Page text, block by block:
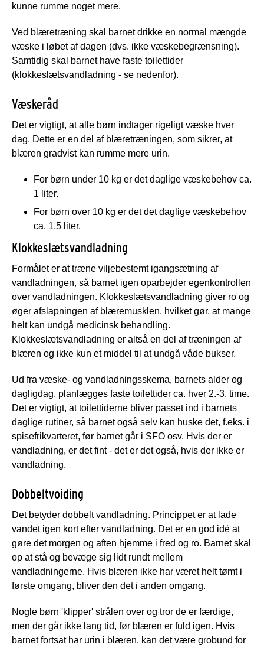
kunne rumme noget mere.
Ved blæretræning skal barnet drikke en normal mængde
væske i løbet af dagen (dvs. ikke væskebegrænsning).
Samtidig skal barnet have faste toilettider
(klokkeslætsvandladning - se nedenfor).
Væskeråd
Det er vigtigt, at alle børn indtager rigeligt væske hver
dag. Dette er en del af blæretræningen, som sikrer, at
blæren gradvist kan rumme mere urin.
For børn under 10 kg er det daglige væskebehov ca.
1 liter.
For børn over 10 kg er det det daglige væskebehov
ca. 1,5 liter.
Klokkeslætsvandladning
Formålet er at træne viljebestemt igangsætning af
vandladningen, så barnet igen oparbejder egenkontrollen
over vandladningen. Klokkeslætsvandladning giver ro og
øger afslapningen af blæremusklen, hvilket gør, at mange
helt kan undgå medicinsk behandling.
Klokkeslætsvandladning er altså en del af træningen af
blæren og ikke kun et middel til at undgå våde bukser.
Ud fra væske- og vandladningsskema, barnets alder og
dagligdag, planlægges faste toilettider ca. hver 2.-3. time.
Det er vigtigt, at toilettiderne bliver passet ind i barnets
daglige rutiner, så barnet også selv kan huske det, f.eks. i
spisefrikvarteret, før barnet går i SFO osv. Hvis der er
vandladning, er det fint - det er det også, hvis der ikke er
vandladning.
Dobbeltvoiding
Det betyder dobbelt vandladning. Princippet er at lade
vandet igen kort efter vandladning. Det er en god idé at
gøre det morgen og aften hjemme i fred og ro. Barnet skal
op at stå og bevæge sig lidt rundt mellem
vandladningerne. Hvis blæren ikke har været helt tømt i
første omgang, bliver den det i anden omgang.
Nogle børn 'klipper' strålen over og tror de er færdige,
men der går ikke lang tid, før blæren er fuld igen. Hvis
barnet fortsat har urin i blæren, kan det være grobund for